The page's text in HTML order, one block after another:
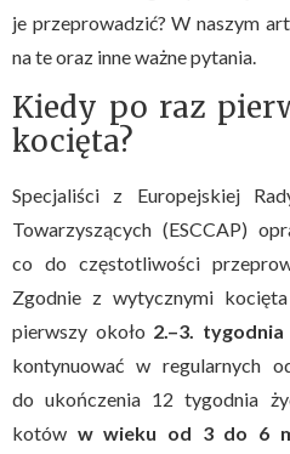
je przeprowadzić? W naszym
na te oraz inne ważne pytania.
Kiedy po raz
kocięta?
Specjaliści z Europejskiej
Towarzyszących (ESCCAP)
co do częstotliwości
Zgodnie z wytycznymi
pierwszy około 2.–3. tygodnia
kontynuować w regularnych
do ukończenia 12 tygodnia
kotów w wieku od 3 do 6